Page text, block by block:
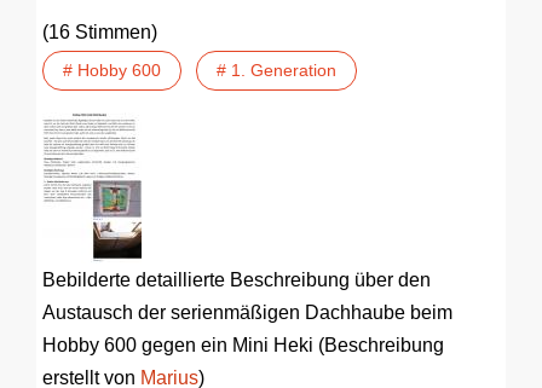
(16 Stimmen)
# Hobby 600 # 1. Generation
Bebilderte detaillierte Beschreibung über den
Austausch der serienmäßigen Dachhaube beim
Hobby 600 gegen ein Mini Heki (Beschreibung
erstellt von Marius)